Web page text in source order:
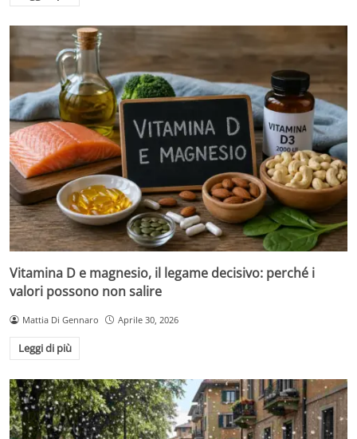
Vitamina D e magnesio, il legame decisivo: perché i
valori possono non salire
Mattia Di Gennaro Aprile 30, 2026
Leggi di più